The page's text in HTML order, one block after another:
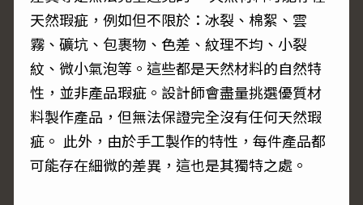
天然瑕疵，例如但不限於：冰裂、棉絮、雲
霧、礦坑、包裹物、色差、紋理不均、小裂
紋、微小氣泡等。這些都是天然材料的自然特
性，並非產品瑕疵。設計師會盡量挑選優質材
料製作產品，但無法保證完全沒有任何天然瑕
疵。 此外，由於手工製作的特性，每件產品都
可能存在細微的差異，這也是其獨特之處。